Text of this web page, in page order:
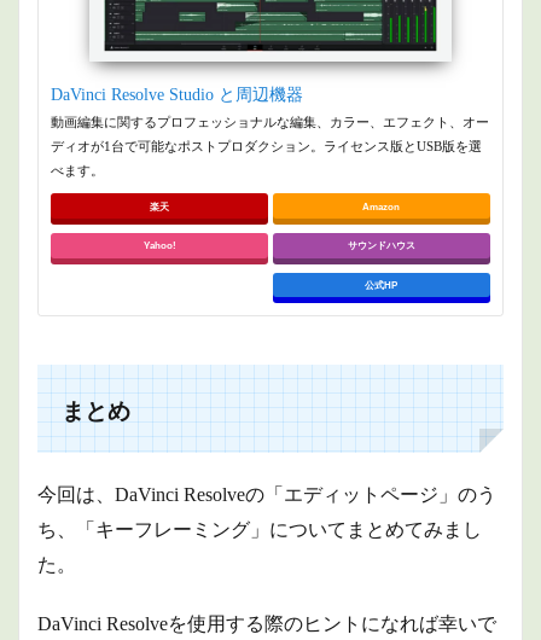
DaVinci Resolve Studio と周辺機器
動画編集に関するプロフェッショナルな編集、カラー、エフェクト、オー
ディオが1台で可能なポストプロダクション。ライセンス版とUSB版を選
べます。
楽天 Amazon
Yahoo! サウンドハウス
公式HP
まとめ
今回は、DaVinci Resolveの「エディットページ」のう
ち、「キーフレーミング」についてまとめてみまし
た。
DaVinci Resolveを使用する際のヒントになれば幸いで